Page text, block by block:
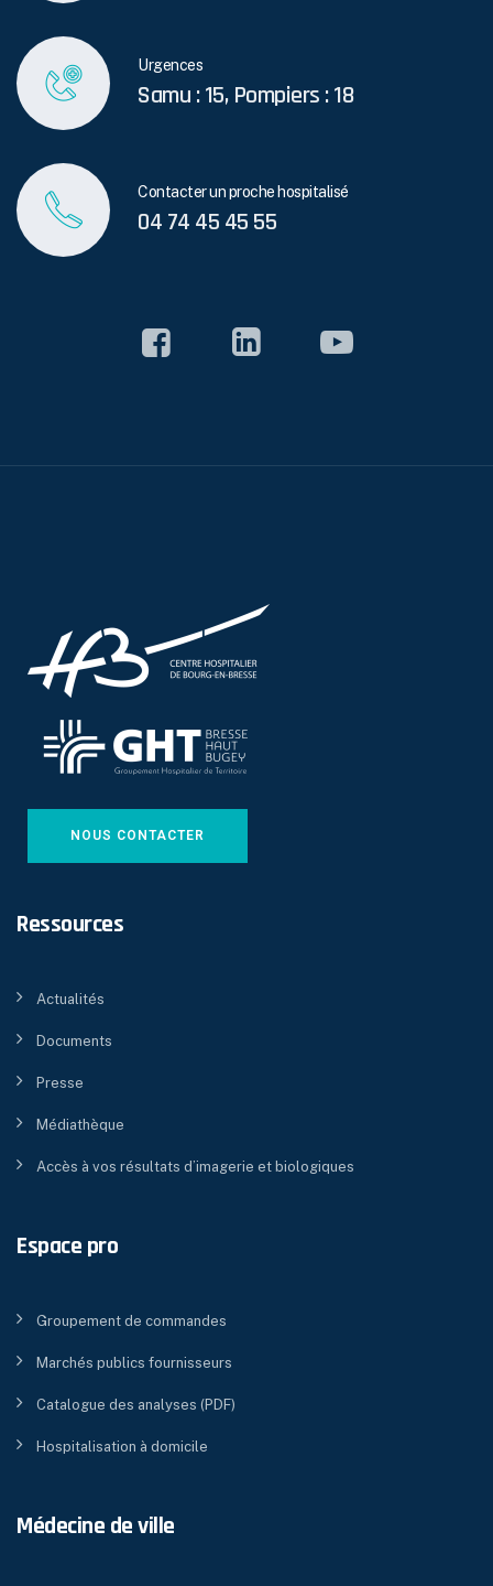
Urgences
Samu : 15, Pompiers : 18
Contacter un proche hospitalisé
04 74 45 45 55
NOUS CONTACTER
Ressources
Actualités
Documents
Presse
Médiathèque
Accès à vos résultats d’imagerie et biologiques
Espace pro
Groupement de commandes
Marchés publics fournisseurs
Catalogue des analyses (PDF)
Hospitalisation à domicile
Médecine de ville